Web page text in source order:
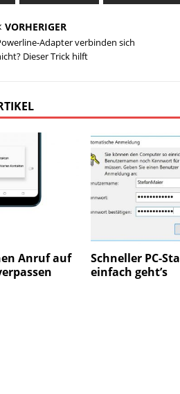
VORHERIGER
Adapter verbinden sich
Dieser Trick hilft
Anruf auf
Schneller PC-
einfach geht’s